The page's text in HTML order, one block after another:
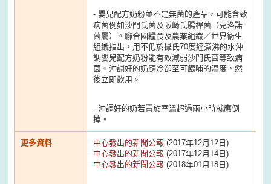
- 嬰兒配方奶粉並不是無菌的產品，可能含致
病菌例如沙門氏菌及阪崎氏腸桿菌（克洛諾
菌屬）。聯合國糧食及農業組織／世界衞生
組織指出，用不低於攝氏70度經煮沸的水沖
調嬰兒配方奶粉能有效減弱沙門氏菌等致病
菌。沖調好的奶應冷卻至可餵哺的溫度，然
後立即飲用。
- 沖調好的奶若置於室溫超過兩小時就應倒
掉。
更多資料 中心發出的新聞公報 (2017年12月12日)
中心發出的新聞公報 (2017年12月14日)
中心發出的新聞公報 (2018年01月18日)